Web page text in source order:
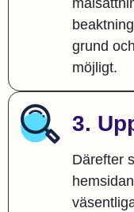
grund
möjligt.
3.
Därefter